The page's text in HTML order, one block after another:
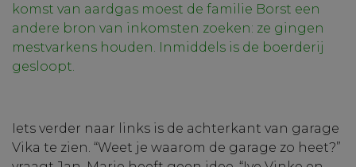
komst van aardgas moest de familie Borst een
andere bron van inkomsten zoeken: ze gingen
mestvarkens houden. Inmiddels is de boerderij
gesloopt.
Iets verder naar links is de achterkant van garage
Vika te zien. “Weet je waarom de garage zo heet?”